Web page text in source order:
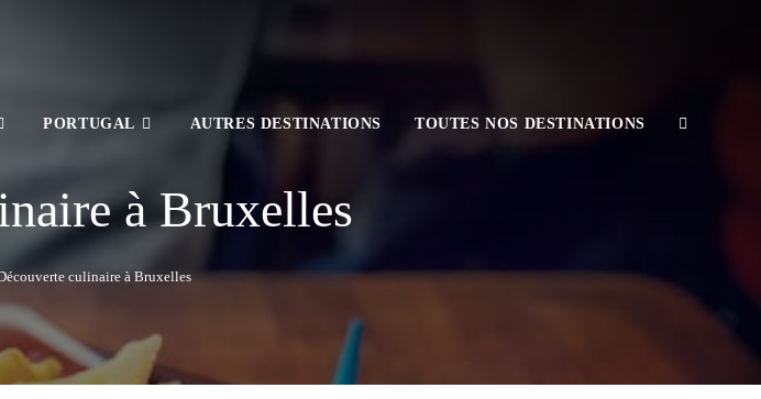
PORTUGAL AUTRES DESTINATIONS TOUTES NOS DESTINATIONS
à Bruxelles
culinaire à Bruxelles